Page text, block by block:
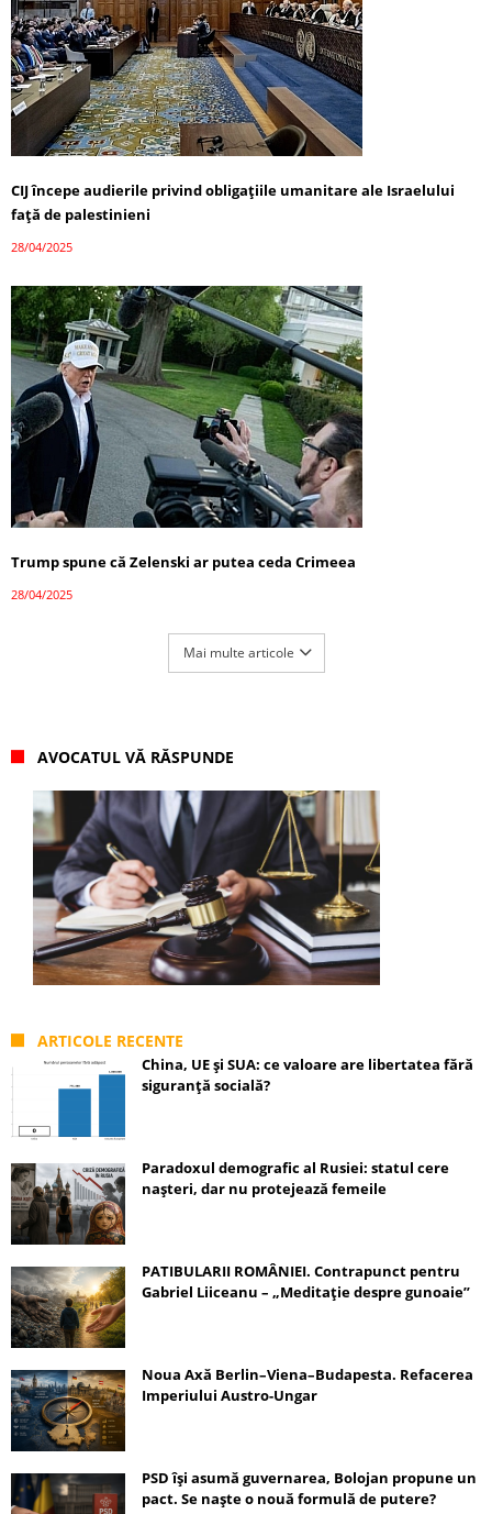
CIJ începe audierile privind obligațiile umanitare ale Israelului
față de palestinieni
28/04/2025
Trump spune că Zelenski ar putea ceda Crimeea
28/04/2025
Mai multe articole
AVOCATUL VĂ RĂSPUNDE
ARTICOLE RECENTE
China, UE și SUA: ce valoare are libertatea fără
siguranță socială?
Paradoxul demografic al Rusiei: statul cere
nașteri, dar nu protejează femeile
PATIBULARII ROMÂNIEI. Contrapunct pentru
Gabriel Liiceanu – „Meditație despre gunoaie”
Noua Axă Berlin–Viena–Budapesta. Refacerea
Imperiului Austro-Ungar
PSD își asumă guvernarea, Bolojan propune un
pact. Se naște o nouă formulă de putere?